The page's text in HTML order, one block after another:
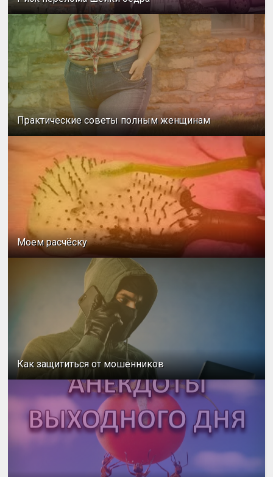
Практические советы полным женщинам
Моем расчёску
Как защититься от мошенников